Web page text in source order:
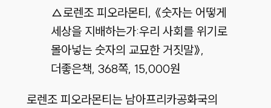
△로렌조 피오라몬티, 《숫자는 어떻게
세상을 지배하는가:우리 사회를 위기로
몰아넣는 숫자의 교묘한 거짓말》,
더좋은책, 368쪽, 15,000원
로렌조 피오라몬티는 남아프리카공화국의